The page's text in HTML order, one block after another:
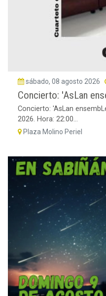
sábado, 08 agosto 2026
Concierto: 'AsLan
Concierto: 'AsLan
2026. Hora: 22:00...
Plaza Molino Periel